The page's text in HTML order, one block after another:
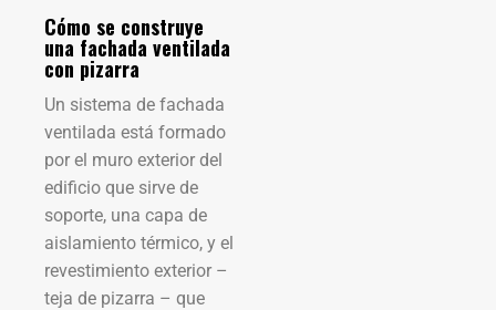
Cómo se construye
una fachada ventilada
con pizarra
Un sistema de fachada
ventilada está formado
por el muro exterior del
edificio que sirve de
soporte, una capa de
aislamiento térmico, y el
revestimiento exterior –
teja de pizarra – que